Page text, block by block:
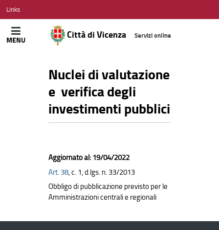
CITTÀ
DI
VICENZA
Links
Città di Vicenza Servizi online
MENU
Nuclei di valutazione
e verifica degli
investimenti pubblici
Aggiornato al: 19/04/2022
Art. 38 , c. 1, d.lgs. n. 33/2013
Obbligo di pubblicazione previsto per le
Amministrazioni centrali e regionali